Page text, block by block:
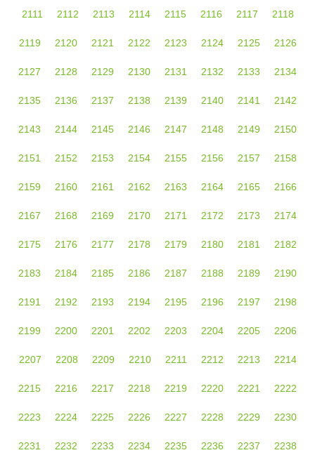
2111 2112 2113 2114 2115 2116 2117 2118
2119 2120 2121 2122 2123 2124 2125 2126
2127 2128 2129 2130 2131 2132 2133 2134
2135 2136 2137 2138 2139 2140 2141 2142
2143 2144 2145 2146 2147 2148 2149 2150
2151 2152 2153 2154 2155 2156 2157 2158
2159 2160 2161 2162 2163 2164 2165 2166
2167 2168 2169 2170 2171 2172 2173 2174
2175 2176 2177 2178 2179 2180 2181 2182
2183 2184 2185 2186 2187 2188 2189 2190
2191 2192 2193 2194 2195 2196 2197 2198
2199 2200 2201 2202 2203 2204 2205 2206
2207 2208 2209 2210 2211 2212 2213 2214
2215 2216 2217 2218 2219 2220 2221 2222
2223 2224 2225 2226 2227 2228 2229 2230
2231 2232 2233 2234 2235 2236 2237 2238